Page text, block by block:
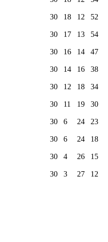
30 18 12 52
30 17 13 54
30 16 14 47
30 14 16 38
30 12 18 34
30 11 19 30
30 6 24 23
30 6 24 18
30 4 26 15
30 3 27 12